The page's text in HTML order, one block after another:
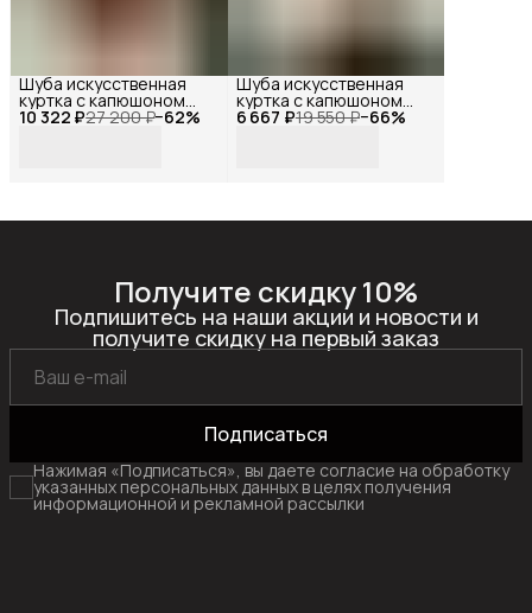
10 322 ₽27 200 ₽−62%
Шуба искусственная
куртка с капюшоном
меховая коричневая, 6 667 ₽19 550 ₽−66%
Шуба искусственная
куртка с капюшоном
меховая бежевая,
Получите скидку 10%
Подпишитесь на наши акции и новости и
получите скидку на первый заказ
Подписаться
Нажимая «Подписаться», вы даете согласие на обработку
указанных персональных данных в целях получения
информационной и рекламной рассылки